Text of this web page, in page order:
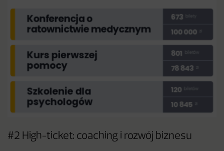
#2 High-ticket: coaching i rozwój biznesu